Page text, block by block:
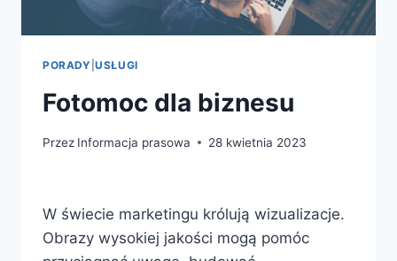
PORADY |USŁUGI
Fotomoc dla biznesu
Przez Informacja prasowa 28 kwietnia 2023
W świecie marketingu królują wizualizacje.
Obrazy wysokiej jakości mogą pomóc